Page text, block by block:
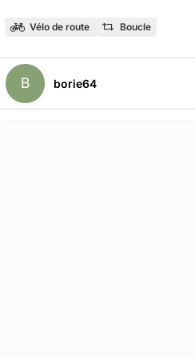
Vélo de route Boucle
B borie64